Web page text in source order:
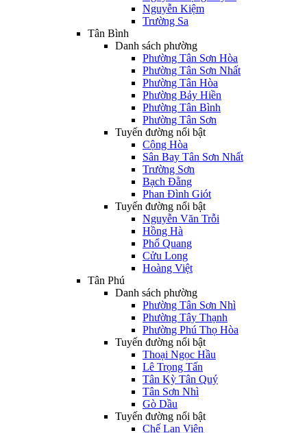
Nguyễn Kiệm
Trường Sa
Tân Bình
Danh sách phường
Phường Tân Sơn Hòa
Phường Tân Sơn Nhất
Phường Tân Hòa
Phường Bảy Hiền
Phường Tân Bình
Phường Tân Sơn
Tuyến đường nổi bật
Cộng Hòa
Sân Bay Tân Sơn Nhất
Trường Sơn
Bạch Đằng
Phan Đình Giót
Tuyến đường nổi bật
Nguyễn Văn Trỗi
Hồng Hà
Phổ Quang
Cửu Long
Hoàng Việt
Tân Phú
Danh sách phường
Phường Tân Sơn Nhì
Phường Tây Thạnh
Phường Phú Thọ Hòa
Tuyến đường nổi bật
Thoại Ngọc Hầu
Lê Trọng Tấn
Tân Kỳ Tân Quý
Tân Sơn Nhì
Gò Dầu
Tuyến đường nổi bật
Chế Lan Viên